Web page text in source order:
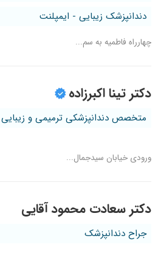
دندانپزشک زیبایی - ایمپلنت
چهارراه فاطمیه به سم...
دکتر تینا اکبرزاده
متخصص دندانپزشکی ترمیمی و زیبایی
ورودی خیابان سیدجمال...
دکتر سعادت محمود آقایی
جراح دندانپزشک